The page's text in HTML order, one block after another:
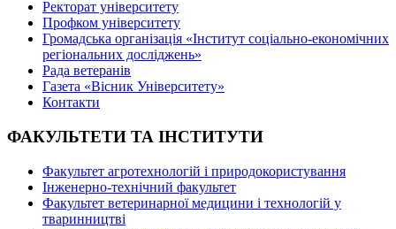
Ректорат університету
Профком університету
Громадська організація «Інститут соціально-економічних
регіональних досліджень»
Рада ветеранів
Газета «Вісник Університету»
Контакти
ФАКУЛЬТЕТИ ТА ІНСТИТУТИ
Факультет агротехнологій і природокористування
Інженерно-технічний факультет
Факультет ветеринарної медицини і технологій у
тваринництві